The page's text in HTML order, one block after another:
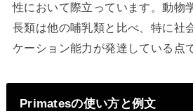
性において際立っています。動物
長類は他の哺乳類と比べ、特に社
ケーション能力が発達している点
Primatesの使い方と例文